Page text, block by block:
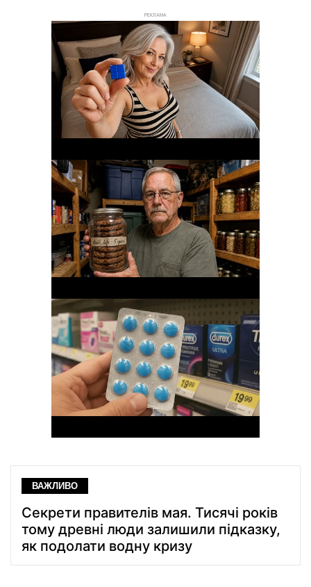
РЕКЛАМА
ВАЖЛИВО
Секрети правителів мая. Тисячі років
тому древні люди залишили підказку,
як подолати водну кризу